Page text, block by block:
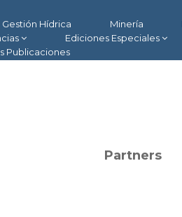
Gestión Hídrica Minería
Ediciones Especiales
Publicaciones
Partners